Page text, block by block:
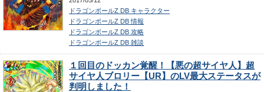
ドラゴンボールZ DB キャラクター
ドラゴンボールZ DB 情報
ドラゴンボールZ DB 攻略
ドラゴンボールZ DB 雑談
１回目のドッカン覚醒！【悪の超サイヤ人】超
サイヤ人ブロリー【UR】のLV最大ステータスが
判明しました！